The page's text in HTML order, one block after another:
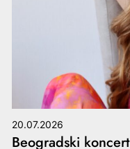
20.07.2026
Beogradski